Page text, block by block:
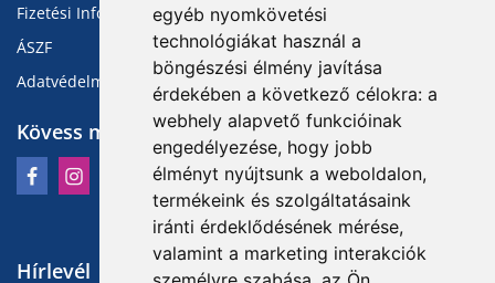
egyéb nyomkövetési
technológiákat használ a
böngészési élmény javítása
érdekében a következő célokra: a
webhely alapvető funkcióinak
engedélyezése, hogy jobb
élményt nyújtsunk a weboldalon,
termékeink és szolgáltatásaink
iránti érdeklődésének mérése,
valamint a marketing interakciók
Fizetési Információk
ÁSZF
Adatvédelmi Tájékoztató
Kövess minket
Hírlevél